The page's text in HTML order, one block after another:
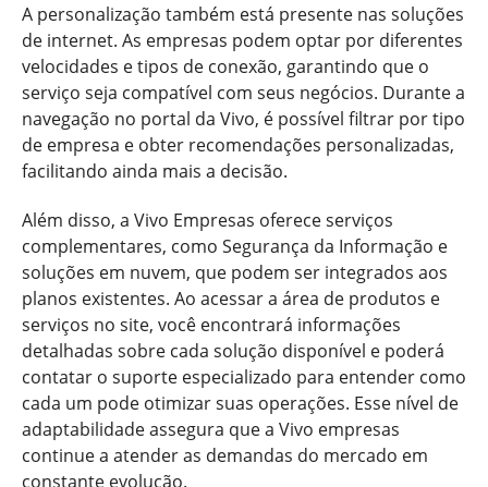
A personalização também está presente nas soluções
de internet. As empresas podem optar por diferentes
velocidades e tipos de conexão, garantindo que o
serviço seja compatível com seus negócios. Durante a
navegação no portal da Vivo, é possível filtrar por tipo
de empresa e obter recomendações personalizadas,
facilitando ainda mais a decisão.
Além disso, a Vivo Empresas oferece serviços
complementares, como Segurança da Informação e
soluções em nuvem, que podem ser integrados aos
planos existentes. Ao acessar a área de produtos e
serviços no site, você encontrará informações
detalhadas sobre cada solução disponível e poderá
contatar o suporte especializado para entender como
cada um pode otimizar suas operações. Esse nível de
adaptabilidade assegura que a Vivo empresas
continue a atender as demandas do mercado em
constante evolução.